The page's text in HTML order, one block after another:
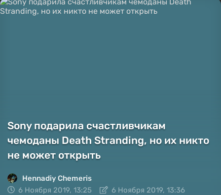
Sony подарила счастливчикам
чемоданы Death Stranding, но их никто
не может открыть
Hennadiy Chemеris
6 Ноября 2019, 13:25
6 Ноября 2019, 13:36